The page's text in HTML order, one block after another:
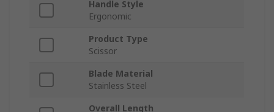
Handle Style
Ergonomic
Product Type
Scissor
Blade Material
Stainless Steel
Overall Length